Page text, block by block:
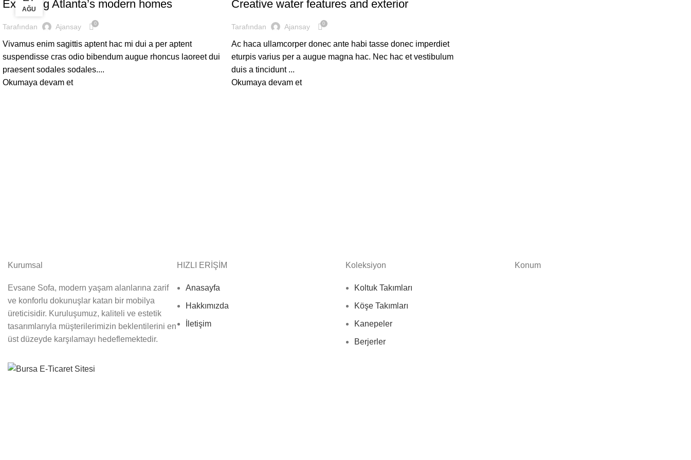
AĞU
Exploring Atlanta’s modern homes
Tarafından Ajansay 0
Vivamus enim sagittis aptent hac mi dui a per aptent
suspendisse cras odio bibendum augue rhoncus laoreet dui
praesent sodales sodales....
Okumaya devam et
AĞU Creative water features and exterior
Tarafından Ajansay 0
Ac haca ullamcorper donec ante habi tasse donec imperdiet
eturpis varius per a augue magna hac. Nec hac et vestibulum
duis a tincidunt ...
Okumaya devam et
Kurumsal
Evsane Sofa, modern yaşam alanlarına zarif
ve konforlu dokunuşlar katan bir mobilya
üreticisidir. Kuruluşumuz, kaliteli ve estetik
tasarımlarıyla müşterilerimizin beklentilerini en
üst düzeyde karşılamayı hedeflemektedir.
HIZLI ERİŞİM
Anasayfa
Hakkımızda
İletişim
Koleksiyon
Koltuk Takımları
Köşe Takımları
Kanepeler
Berjerler
Konum